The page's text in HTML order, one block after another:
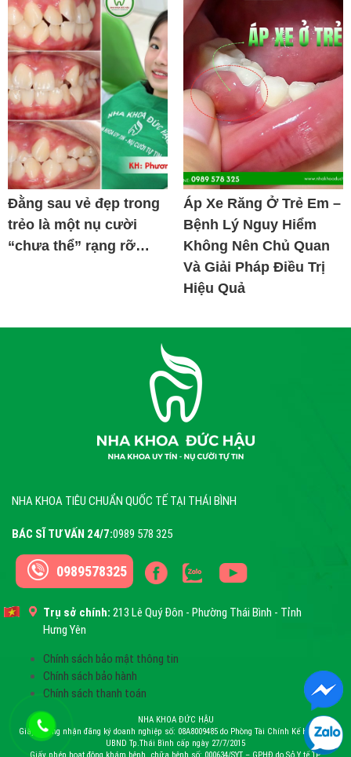
Đằng sau vẻ đẹp trong
trẻo là một nụ cười
“chưa thể” rạng rỡ…
Áp Xe Răng Ở Trẻ Em –
Bệnh Lý Nguy Hiểm
Không Nên Chủ Quan
Và Giải Pháp Điều Trị
Hiệu Quả
NHA KHOA TIÊU CHUẨN QUỐC TẾ TẠI THÁI BÌNH
BÁC SĨ TƯ VẤN 24/7:0989 578 325
0989578325
Trụ sở chính: 213 Lê Quý Đôn - Phường Thái Bình - Tỉnh
Hưng Yên
Chính sách bảo mật thông tin
Chính sách bảo hành
Chính sách thanh toán
NHA KHOA ĐỨC HẬU
Giấy chứng nhận đăng ký doanh nghiệp số: 08A8009485 do Phòng Tài Chính Kế Hoạch –
UBND Tp.Thái Bình cấp ngày 27/7/2015
Giấy phép hoạt động khám bệnh, chữa bệnh số: 000634/SYT – GPHĐ do Sở Y tế TP.